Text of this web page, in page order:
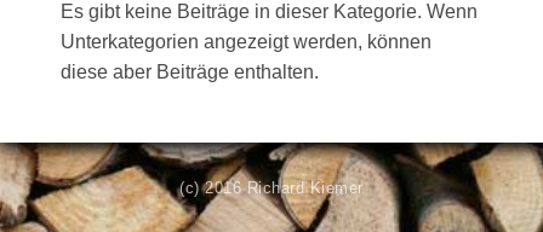
Es gibt keine Beiträge in dieser Kategorie. Wenn
Unterkategorien angezeigt werden, können
diese aber Beiträge enthalten.
(c) 2016 Richard Kiemer